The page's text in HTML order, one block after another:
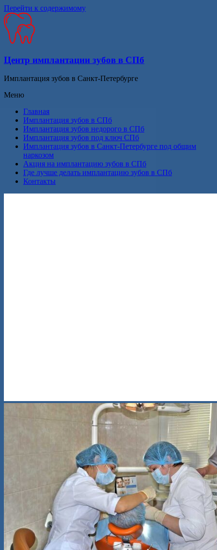
Перейти к содержимому
Центр имплантации зубов в СПб
Имплантация зубов в Санкт-Петербурге
Меню
Главная
Имплантация зубов в СПб
Имплантация зубов недорого в СПб
Имплантация зубов под ключ СПб
Имплантация зубов в Санкт-Петербурге под общим
наркозом
Акция на имплантацию зубов в СПб
Где лучше делать имплантацию зубов в СПб
Контакты